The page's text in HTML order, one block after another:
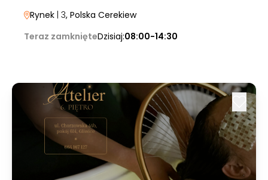
Rynek | 3, Polska Cerekiew
Teraz zamknięteDzisiaj:08:00-14:30